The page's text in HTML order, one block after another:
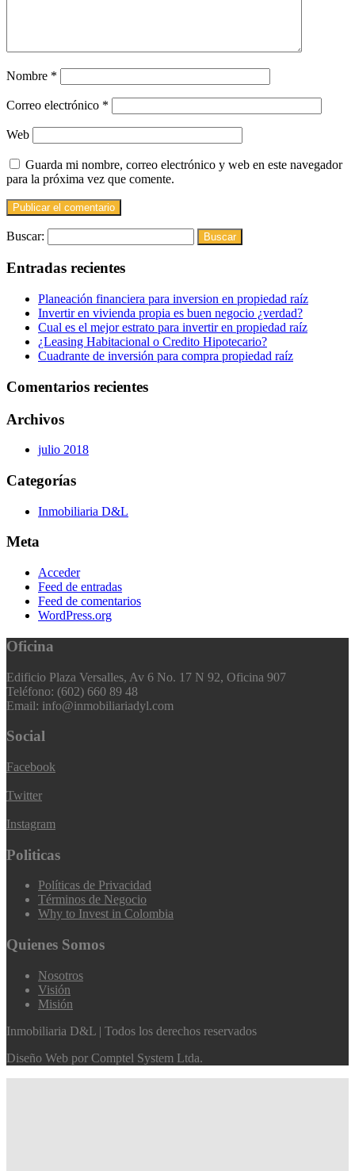
Nombre *
Correo electrónico *
Web
Guarda mi nombre, correo electrónico y web en este navegador
para la próxima vez que comente.
Buscar:
Entradas recientes
Planeación financiera para inversion en propiedad raíz
Invertir en vivienda propia es buen negocio ¿verdad?
Cual es el mejor estrato para invertir en propiedad raíz
¿Leasing Habitacional o Credito Hipotecario?
Cuadrante de inversión para compra propiedad raíz
Comentarios recientes
Archivos
julio 2018
Categorías
Inmobiliaria D&L
Meta
Acceder
Feed de entradas
Feed de comentarios
WordPress.org
Oficina
Edificio Plaza Versalles, Av 6 No. 17 N 92, Oficina 907
Teléfono: (602) 660 89 48
Email: info@inmobiliariadyl.com
Social
Facebook
Twitter
Instagram
Politicas
Políticas de Privacidad
Términos de Negocio
Why to Invest in Colombia
Quienes Somos
Nosotros
Visión
Misión
Inmobiliaria D&L | Todos los derechos reservados
Diseño Web por Comptel System Ltda.